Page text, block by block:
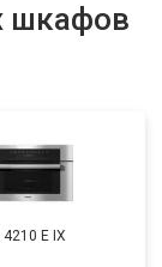
шкафов
4210 E IX